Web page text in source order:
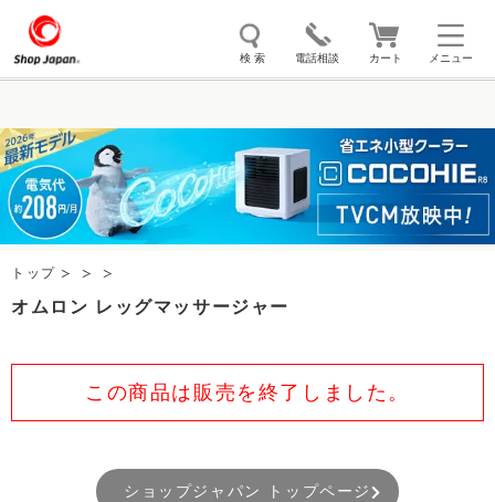
メニュー
検 索 電話相談 カート
トゥルースリーパー ここひえ 枕
掃除機 クッキングプロ 補聴器 マイキュット
エアコン オーラルスマイル
トップ
オムロン レッグマッサージャー
この商品は販売を終了しました。
ショップジャパン トップページ